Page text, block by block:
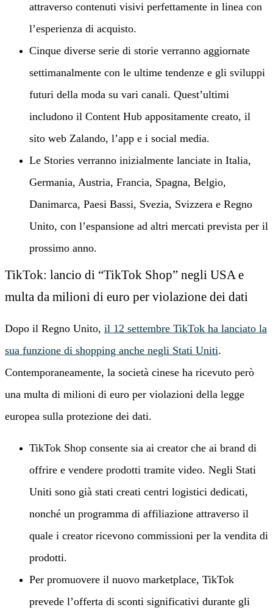
attraverso contenuti visivi perfettamente in linea con
l’esperienza di acquisto.
Cinque diverse serie di storie verranno aggiornate
settimanalmente con le ultime tendenze e gli sviluppi
futuri della moda su vari canali. Quest’ultimi
includono il Content Hub appositamente creato, il
sito web Zalando, l’app e i social media.
Le Stories verranno inizialmente lanciate in Italia,
Germania, Austria, Francia, Spagna, Belgio,
Danimarca, Paesi Bassi, Svezia, Svizzera e Regno
Unito, con l’espansione ad altri mercati prevista per il
prossimo anno.
TikTok: lancio di “TikTok Shop” negli USA e
multa da milioni di euro per violazione dei dati
Dopo il Regno Unito, il 12 settembre TikTok ha lanciato la
sua funzione di shopping anche negli Stati Uniti.
Contemporaneamente, la società cinese ha ricevuto però
una multa di milioni di euro per violazioni della legge
europea sulla protezione dei dati.
TikTok Shop consente sia ai creator che ai brand di
offrire e vendere prodotti tramite video. Negli Stati
Uniti sono già stati creati centri logistici dedicati,
nonché un programma di affiliazione attraverso il
quale i creator ricevono commissioni per la vendita di
prodotti.
Per promuovere il nuovo marketplace, TikTok
prevede l’offerta di sconti significativi durante gli